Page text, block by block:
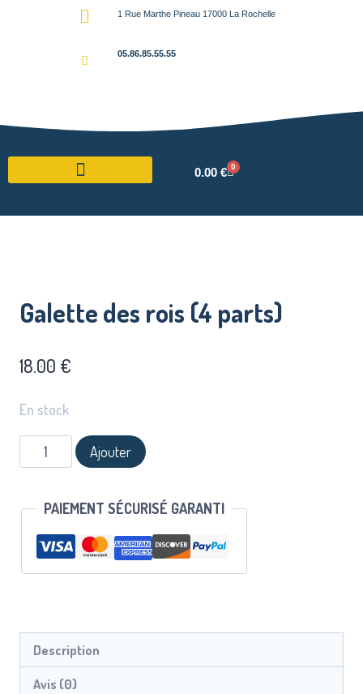
1 Rue Marthe Pineau 17000 La Rochelle
05.86.85.55.55
0.00 € 0
Galette des rois (4 parts)
18.00 €
En stock
Ajouter
PAIEMENT SÉCURISÉ GARANTI
Description
Avis (0)